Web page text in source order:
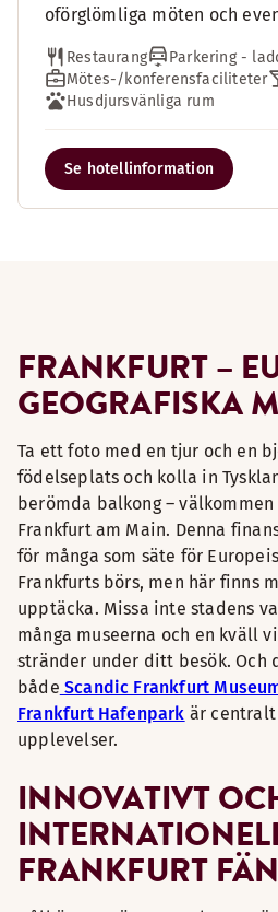
oförglömliga möten och
Restaurang
Parkering -
Mötes-/konferensfaciliteter
Husdjursvänliga rum
Se hotellinformation
FRANKFURT –
GEOGRAFISKA
Ta ett foto med en tjur och en
födelseplats och kolla in
berömda balkong –
Frankfurt am Main. Denna
för många som säte för
Frankfurts börs, men här finns
upptäcka. Missa inte stadens
många museerna och en kväll
stränder under ditt besök. Och
både Scandic Frankfurt
Frankfurt Hafenpark är centralt
upplevelser.
INNOVATIVT
FRANKFURT